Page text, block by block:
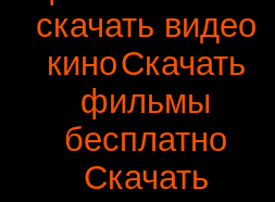
скачать видео
киноСкачать
фильмы
бесплатно
Скачать